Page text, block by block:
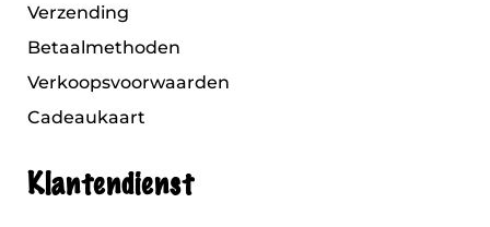
Verzending
Betaalmethoden
Verkoopsvoorwaarden
Cadeaukaart
Klantendienst